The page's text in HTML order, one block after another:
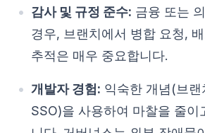
감사 및 규정 준수: 금융 또는
경우, 브랜치에서 병합 요청,
추적은 매우 중요합니다.
개발자 경험: 익숙한 개념(브
SSO)을 사용하여 마찰을 줄이